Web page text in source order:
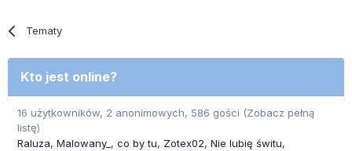
Tematy
Kto jest online?
16 użytkowników, 2 anonimowych, 586 gości (Zobacz pełną
listę)
Raluza Malowany_ co by tu Zotex02 Nie lubię świtu